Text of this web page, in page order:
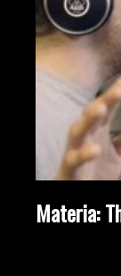
Materia: